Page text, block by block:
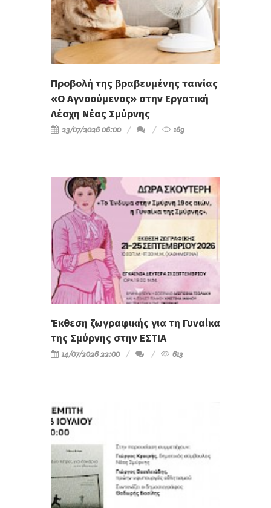
Προβολή της βραβευμένης ταινίας
«Ο Αγνοούμενος» στην Εργατική
Λέσχη Νέας Σμύρνης
23/07/2026 06:00 169
Έκθεση ζωγραφικής για τη Γυναίκα
της Σμύρνης στην ΕΣΤΙΑ
14/07/2026 22:00 613